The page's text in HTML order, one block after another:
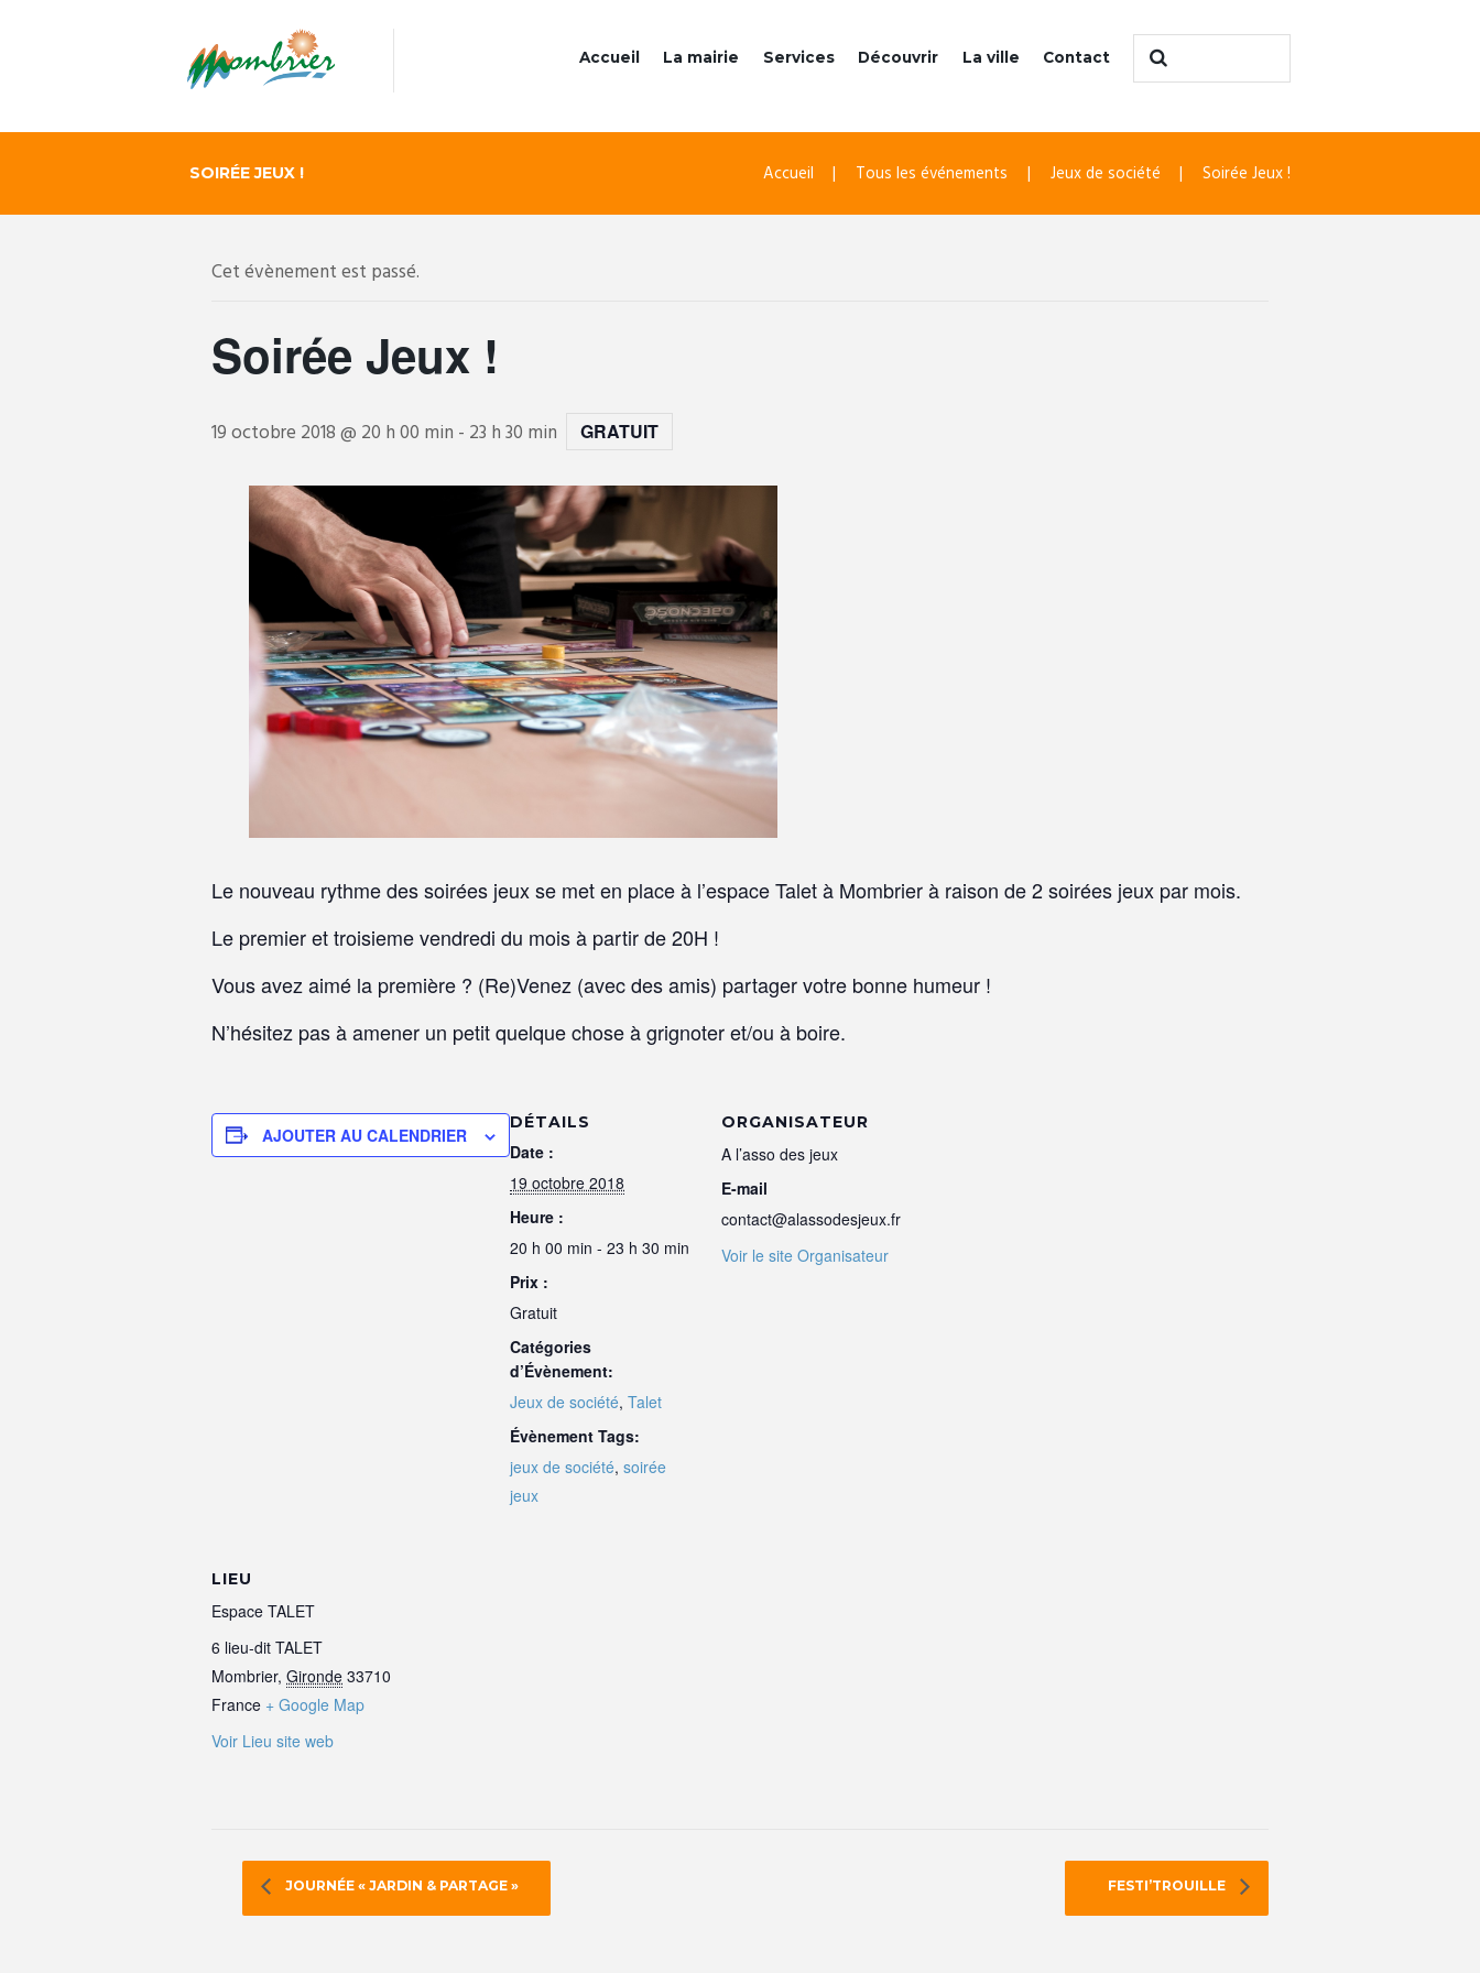
Accueil La mairie Services Découvrir La ville Contact
SOIRÉE JEUX ! Accueil Tous les événements Jeux de société Soirée Jeux !
Cet évènement est passé.
Soirée Jeux !
19 octobre 2018 @ 20 h 00 min - 23 h 30 min GRATUIT
Le nouveau rythme des soirées jeux se met en place à l’espace Talet à Mombrier à raison de 2 soirées jeux par mois.
Le premier et troisieme vendredi du mois à partir de 20H !
Vous avez aimé la première ? (Re)Venez (avec des amis) partager votre bonne humeur !
N’hésitez pas à amener un petit quelque chose à grignoter et/ou à boire.
AJOUTER AU CALENDRIER
DÉTAILS
Date :
19 octobre 2018
Heure :
20 h 00 min - 23 h 30 min
Prix :
Gratuit
Catégories
d’Évènement:
Jeux de société, Talet
Évènement Tags:
jeux de société, soirée
jeux
ORGANISATEUR
A l’asso des jeux
E-mail
contact@alassodesjeux.fr
Voir le site Organisateur
LIEU
Espace TALET
6 lieu-dit TALET
Mombrier, Gironde 33710
France + Google Map
Voir Lieu site web
JOURNÉE « JARDIN & PARTAGE » FESTI’TROUILLE